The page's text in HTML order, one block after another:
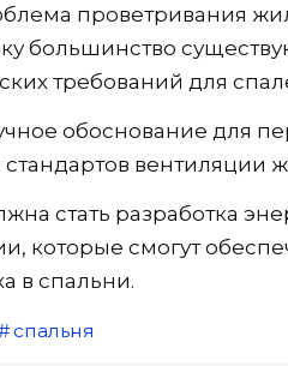
проветривания
большинство
требований для
обоснование для
вентиляции
стать разработка
которые смогут
в спальни.
спальня